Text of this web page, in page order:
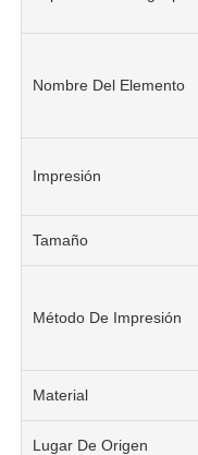
Nombre Del Elemento
Impresión
Tamaño
Método De Impresión
Material
Lugar De Origen